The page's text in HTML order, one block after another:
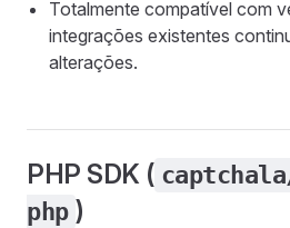
Totalmente compatível com
integrações existentes
alterações.
PHP SDK (
php )